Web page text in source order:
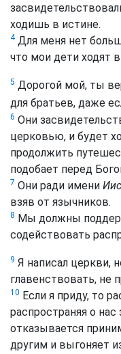
ходишь в истине.
4Для меня нет
что мои дети ходят
5 Дорогой мой, ты
для братьев, даже
6 Они
церковью, и будет
продолжить
подобает перед
7 Они ради имени
взяв от язычников.
8 Мы должны
содействовать
9 Я написал церкви,
главенствовать, не
10 Если я приду, то
распространяя о
отказывается
другим и выгоняет